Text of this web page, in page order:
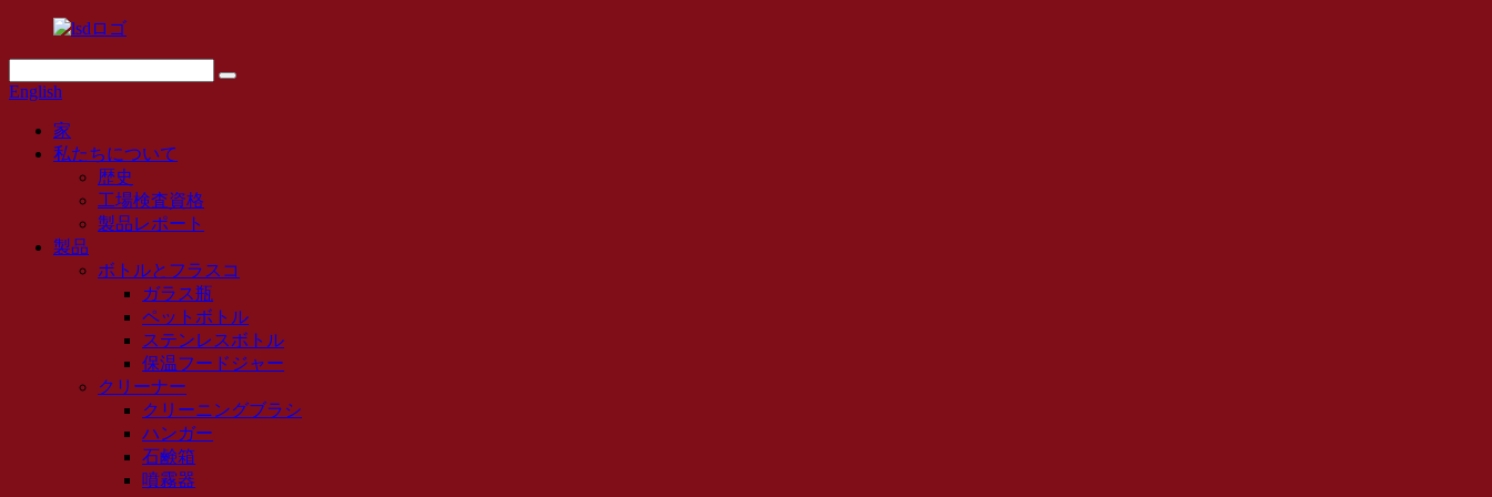
English
家
私たちについて
歴史
工場検査資格
製品レポート
製品
ボトルとフラスコ
ガラス瓶
ペットボトル
ステンレスボトル
保温フードジャー
クリーナー
クリーニングブラシ
ハンガー
石鹸箱
噴霧器